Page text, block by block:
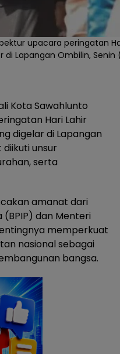
upacara peringatan
di Lapangan Ombilin, Senin
Kota Sawahlunto
Hari Lahir
digelar di Lapangan
unsur
serta
amanat dari
(BPIP) dan Menteri
memperkuat
nasional sebagai
bangsa.